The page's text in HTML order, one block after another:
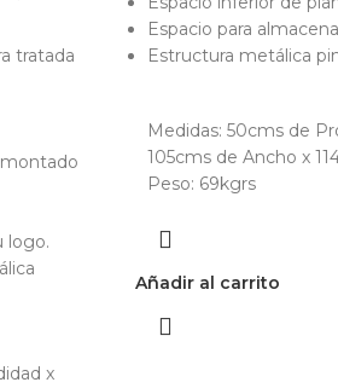
tratada
montado
logo.
x
Espacio para
Estructura metálica
Medidas: 50cms de
105cms de Ancho x
Peso: 69kgrs
Añadir al carrito